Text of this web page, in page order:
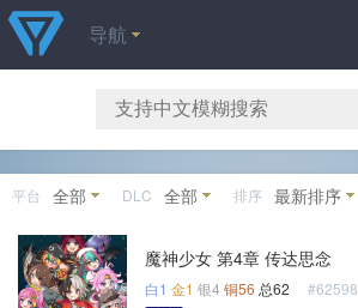
导航
平台 全部 DLC 全部 排序 最新排序
魔神少女 第4章 传达思念
白1 金1 银4 铜56 总62 #62598